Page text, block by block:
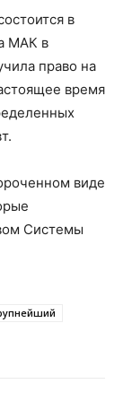
в
МАК в
право на
время
виде
Системы